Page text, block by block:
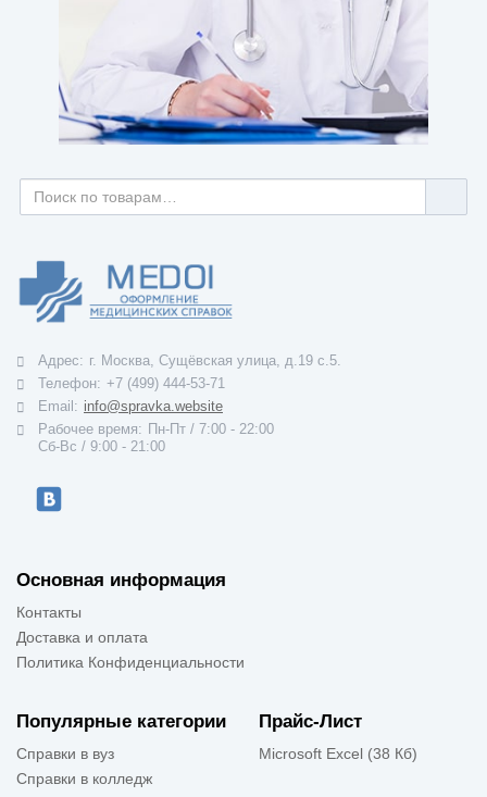
Адрес: г. Москва, Сущёвская улица, д.19 с.5.
Телефон: +7 (499) 444-53-71
Email: info@spravka.website
Рабочее время: Пн-Пт / 7:00 - 22:00
Cб-Вс / 9:00 - 21:00
Основная информация
Контакты
Доставка и оплата
Политика Конфиденциальности
Популярные категории
Справки в вуз
Справки в колледж
Прайс-Лист
Microsoft Excel (38 Кб)